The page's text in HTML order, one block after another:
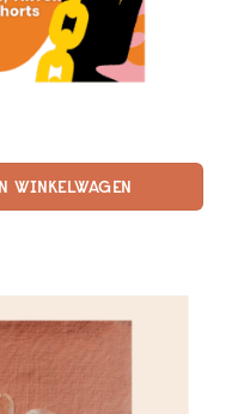
WINKELWAGEN